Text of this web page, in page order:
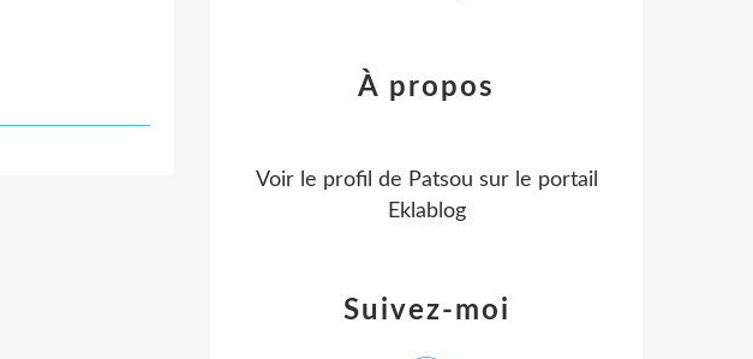
Suivez-moi
À propos
Voir le profil de Patsou sur le portail
Eklablog